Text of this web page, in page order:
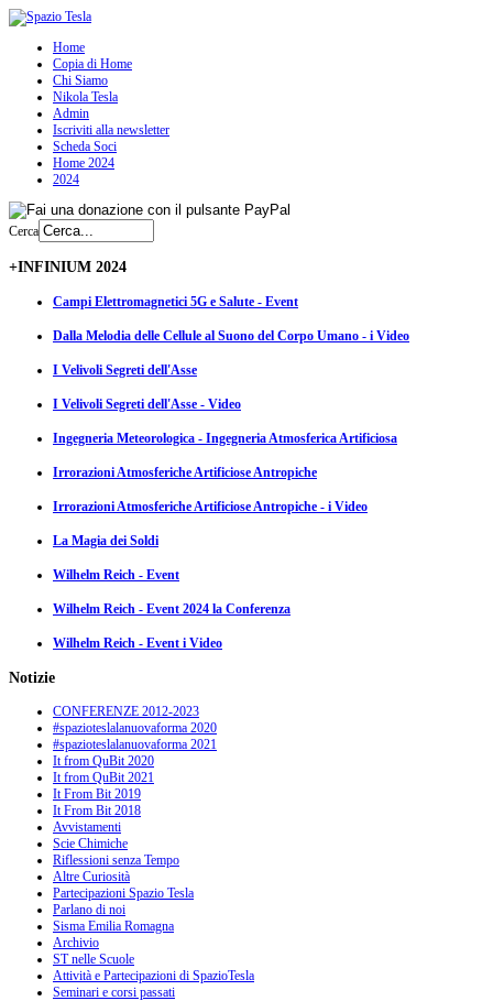
Home
Copia di Home
Chi Siamo
Nikola Tesla
Admin
Iscriviti alla newsletter
Scheda Soci
Home 2024
2024
Cerca
+INFINIUM 2024
Campi Elettromagnetici 5G e Salute - Event
Dalla Melodia delle Cellule al Suono del Corpo Umano - i Video
I Velivoli Segreti dell'Asse
I Velivoli Segreti dell'Asse - Video
Ingegneria Meteorologica - Ingegneria Atmosferica Artificiosa
Irrorazioni Atmosferiche Artificiose Antropiche
Irrorazioni Atmosferiche Artificiose Antropiche - i Video
La Magia dei Soldi
Wilhelm Reich - Event
Wilhelm Reich - Event 2024 la Conferenza
Wilhelm Reich - Event i Video
Notizie
CONFERENZE 2012-2023
#spazioteslalanuovaforma 2020
#spazioteslalanuovaforma 2021
It from QuBit 2020
It from QuBit 2021
It From Bit 2019
It From Bit 2018
Avvistamenti
Scie Chimiche
Riflessioni senza Tempo
Altre Curiosità
Partecipazioni Spazio Tesla
Parlano di noi
Sisma Emilia Romagna
Archivio
ST nelle Scuole
Attività e Partecipazioni di SpazioTesla
Seminari e corsi passati